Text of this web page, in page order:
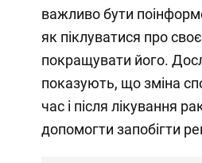
важливо бути
як піклуватися про
покращувати його.
показують, що зміна
час і після лікування
допомогти запобігти